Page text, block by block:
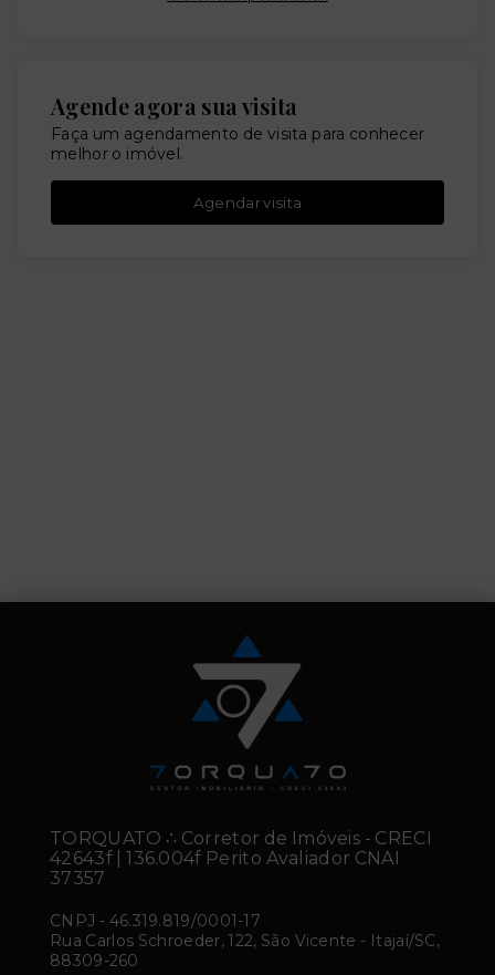
Agende agora sua visita
Faça um agendamento de visita para conhecer
melhor o imóvel.
Agendar visita
TORQUATO ∴ Corretor de Imóveis - CRECI
42643f | 136.004f Perito Avaliador CNAI
37357
CNPJ - 46.319.819/0001-17
Rua Carlos Schroeder, 122, São Vicente - Itajaí/SC,
88309-260